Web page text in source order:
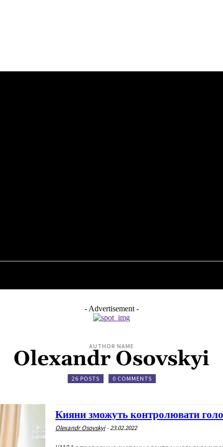
- Advertisement -
AUTHOR NAME
Olexandr Osovskyi
26 POSTS 0 COMMENTS
Кияни зможуть контролювати
Olexandr Osovskyi -23.02.2022